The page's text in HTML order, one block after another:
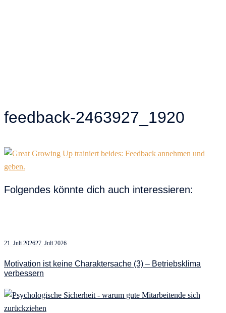
feedback-2463927_1920
Folgendes könnte dich auch interessieren:
21. Juli 202627. Juli 2026
Motivation ist keine Charaktersache (3) – Betriebsklima
verbessern